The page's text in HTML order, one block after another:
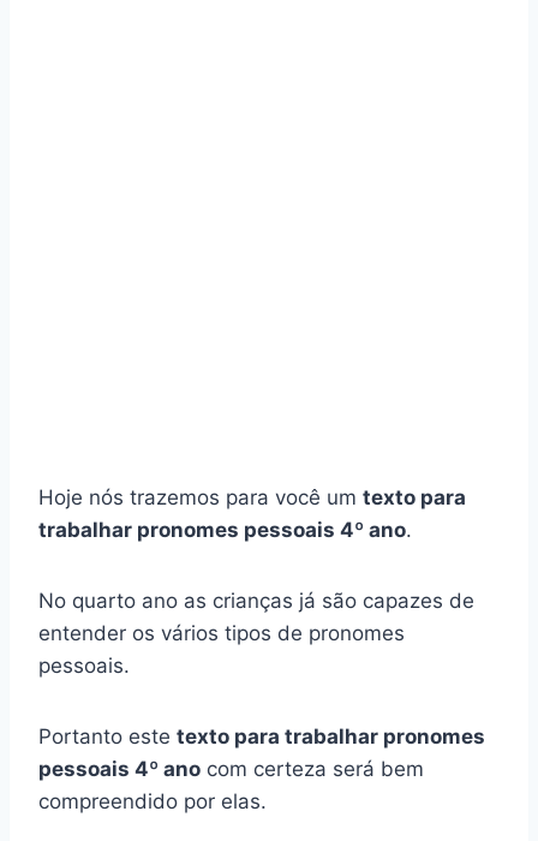
Hoje nós trazemos para você um texto para
trabalhar pronomes pessoais 4º ano.
No quarto ano as crianças já são capazes de
entender os vários tipos de pronomes
pessoais.
Portanto este texto para trabalhar pronomes
pessoais 4º ano com certeza será bem
compreendido por elas.